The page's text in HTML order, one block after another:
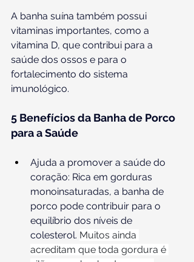
A banha suína também possui
vitaminas importantes, como a
vitamina D, que contribui para a
saúde dos ossos e para o
fortalecimento do sistema
imunológico.
5 Benefícios da Banha de Porco
para a Saúde
Ajuda a promover a saúde do
coração: Rica em gorduras
monoinsaturadas, a banha de
porco pode contribuir para o
equilíbrio dos níveis de
colesterol. Muitos ainda
acreditam que toda gordura é